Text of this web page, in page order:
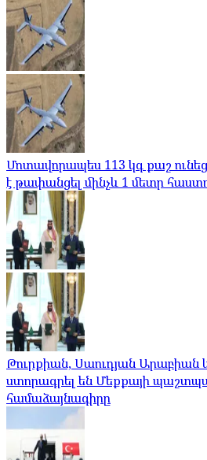
Մոտավորապես 113 կգ քաշ
է թափանցել մինչև 1 մետր
Թուրքիան, Սաուդյան
ստորագրել են Մեքքայի
համաձայնագիրը